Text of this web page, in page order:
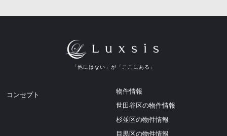
「他にはない」が「ここにある」
コンセプト
物件情報
世田谷区の物件情報
杉並区の物件情報
目黒区の物件情報